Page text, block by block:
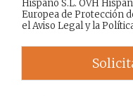
Hispano S.L. OVH
Europea de Protección
elAviso Legaly la